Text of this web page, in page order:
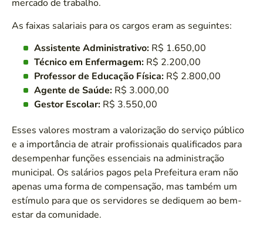
mercado de trabalho.
As faixas salariais para os cargos eram as seguintes:
Assistente Administrativo: R$ 1.650,00
Técnico em Enfermagem: R$ 2.200,00
Professor de Educação Física: R$ 2.800,00
Agente de Saúde: R$ 3.000,00
Gestor Escolar: R$ 3.550,00
Esses valores mostram a valorização do serviço público
e a importância de atrair profissionais qualificados para
desempenhar funções essenciais na administração
municipal. Os salários pagos pela Prefeitura eram não
apenas uma forma de compensação, mas também um
estímulo para que os servidores se dediquem ao bem-
estar da comunidade.